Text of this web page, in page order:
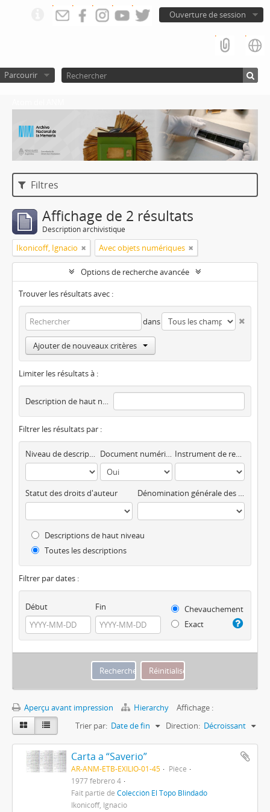
Ouverture de session
Parcourir
Filtres
Affichage de 2 résultats
Description archivistique
Ikonicoff, Ignacio Avec objets numériques
Options de recherche avancée
Trouver les résultats avec :
dans
Ajouter de nouveaux critères
Limiter les résultats à :
Description de haut niveau
Filtrer les résultats par :
Niveau de description Document numérique disponible Instrument de recherche
Statut des droits d'auteur Dénomination générale des documents
Descriptions de haut niveau
Toutes les descriptions
Filtrer par dates :
Début Fin
Chevauchement
Exact
Aperçu avant impression Hierarchy
Affichage :
Trier par: Date de fin Direction: Décroissant
Carta a “Saverio”
AR-ANM-ETB-EXILIO-01-45
Pièce
1977 febrero 4
Fait partie de Colección El Topo Blindado
Ikonicoff, Ignacio